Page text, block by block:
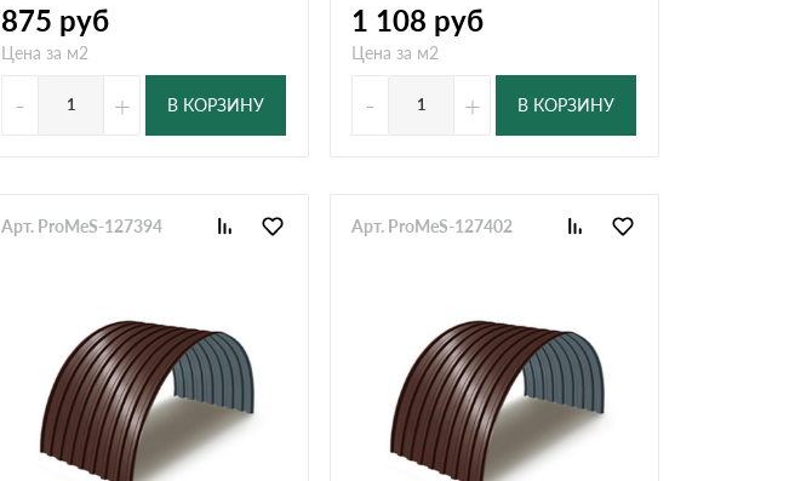
875 руб
Цена за м2
- + В КОРЗИНУ
1 108 руб
Цена за м2
- + В КОРЗИНУ
Арт. ProMeS-127394 Арт. ProMeS-127402